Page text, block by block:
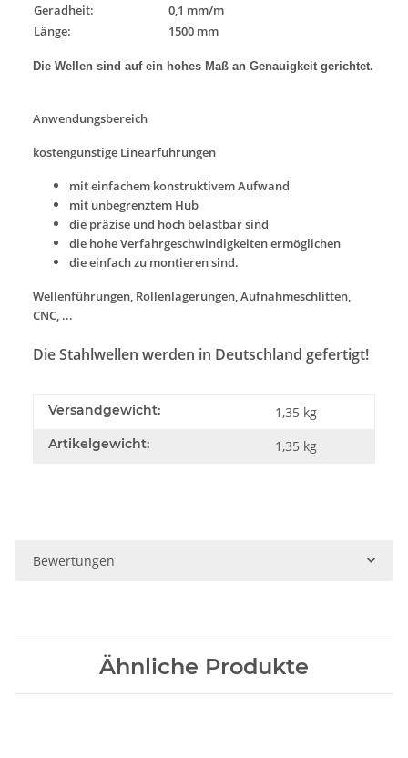
Geradheit:
0,1 mm/m
Länge:
1500 mm
Die Wellen sind auf ein hohes Maß an Genauigkeit gerichtet.
Anwendungsbereich
kostengünstige Linearführungen
mit einfachem konstruktivem Aufwand
mit unbegrenztem Hub
die präzise und hoch belastbar sind
die hohe Verfahrgeschwindigkeiten ermöglichen
die einfach zu montieren sind.
Wellenführungen, Rollenlagerungen, Aufnahmeschlitten,
CNC, ...
Die Stahlwellen werden in Deutschland gefertigt!
Versandgewicht: 1,35 kg
Artikelgewicht: 1,35 kg
Bewertungen
Ähnliche Produkte